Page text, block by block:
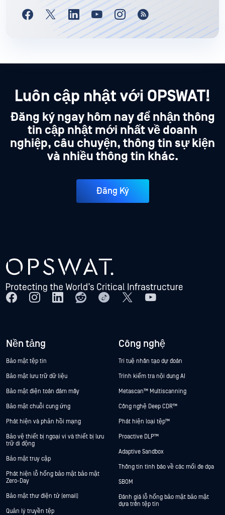
Luôn cập nhật với OPSWAT!
Đăng ký ngay hôm nay để nhận thông
tin cập nhật mới nhất về doanh
nghiệp, câu chuyện, thông tin sự kiện
và nhiều thông tin khác.
Đăng Ký
Nền tảng
Bảo mật tệp tin
Bảo mật lưu trữ dữ liệu
Bảo mật điện toán đám mây
Bảo mật chuỗi cung ứng
Phát hiện và phản hồi mạng
Bảo vệ thiết bị ngoại vi và thiết bị lưu
trữ di động
Bảo mật truy cập
Phát hiện lỗ hổng bảo mật bảo mật
Zero-Day
Bảo mật thư điện tử (email)
Quản lý truyền tệp
Công nghệ
Trí tuệ nhân tạo dự đoán
Trình kiểm tra nội dung AI
Metascan™ Multiscanning
Công nghệ Deep CDR™
Phát hiện loại tệp™
Proactive DLP™
Adaptive Sandbox
Thông tin tình báo về các mối đe dọa
SBOM
Đánh giá lỗ hổng bảo mật bảo mật
dựa trên tệp tin